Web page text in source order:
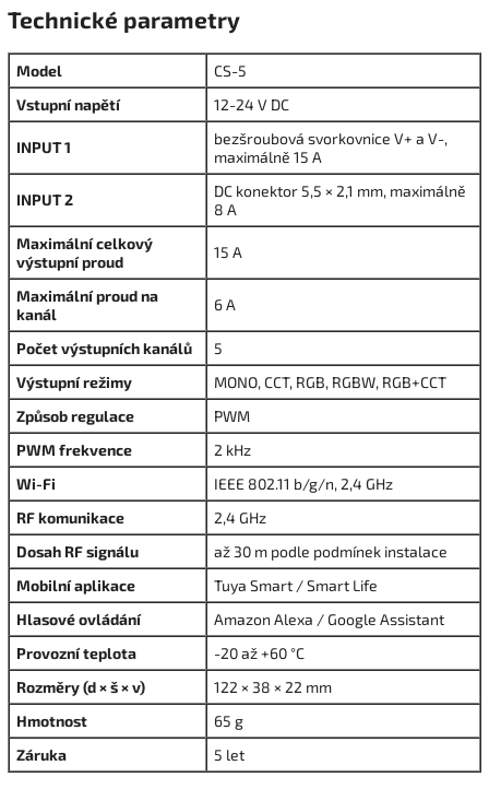
Technické parametry
Model
CS-5
Vstupní napětí
12-24 V DC
INPUT 1
bezšroubová svorkovnice V+ a V-,
maximálně 15 A
INPUT 2
DC konektor 5,5 × 2,1 mm, maximálně
8 A
Maximální celkový
výstupní proud
15 A
Maximální proud na
kanál
6 A
Počet výstupních kanálů
5
Výstupní režimy
MONO, CCT, RGB, RGBW, RGB+CCT
Způsob regulace
PWM
PWM frekvence
2 kHz
Wi-Fi
IEEE 802.11 b/g/n, 2,4 GHz
RF komunikace
2,4 GHz
Dosah RF signálu
až 30 m podle podmínek instalace
Mobilní aplikace
Tuya Smart / Smart Life
Hlasové ovládání
Amazon Alexa / Google Assistant
Provozní teplota
-20 až +60 °C
Rozměry (d × š × v)
122 × 38 × 22 mm
Hmotnost
65 g
Záruka
5 let